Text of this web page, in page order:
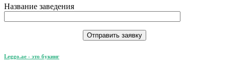
Название заведения
Leggo.ae - это букинг